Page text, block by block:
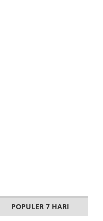
POPULER 7 HARI